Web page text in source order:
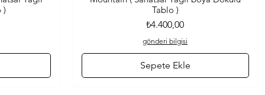
)
Tablo )
Fiyat
₺4.400,00
gönderi bilgisi
Sepete Ekle